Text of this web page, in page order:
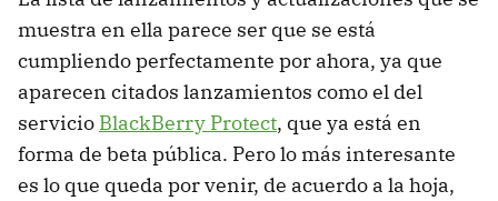
muestra en ella parece ser que se está
cumpliendo perfectamente por ahora, ya que
aparecen citados lanzamientos como el del
servicio BlackBerry Protect, que ya está en
forma de beta pública. Pero lo más interesante
es lo que queda por venir, de acuerdo a la hoja,